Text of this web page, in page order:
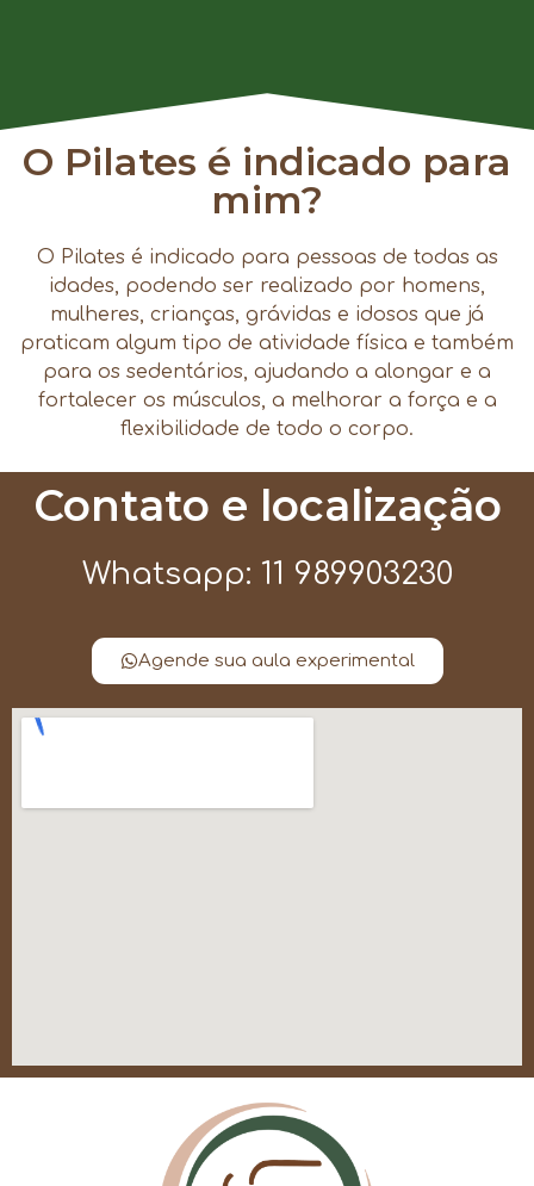
O Pilates é indicado para
mim?
O Pilates é indicado para pessoas de todas as
idades, podendo ser realizado por homens,
mulheres, crianças, grávidas e idosos que já
praticam algum tipo de atividade física e também
para os sedentários, ajudando a alongar e a
fortalecer os músculos, a melhorar a força e a
flexibilidade de todo o corpo.
Contato e localização
Whatsapp: 11 989903230
Agende sua aula experimental